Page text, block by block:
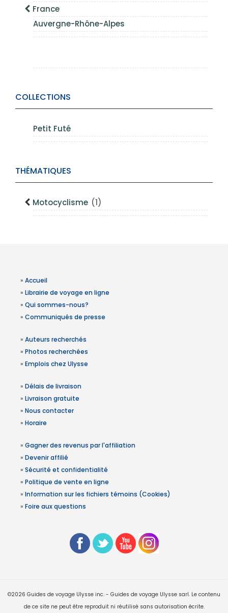
France
Auvergne-Rhône-Alpes
COLLECTIONS
Petit Futé
THÉMATIQUES
Motocyclisme (1)
» Accueil
» Librairie de voyage en ligne
» Qui sommes-nous?
» Communiqués de presse
» Auteurs recherchés
» Photos recherchées
» Emplois chez Ulysse
» Délais de livraison
» Livraison gratuite
» Nous contacter
» Horaire
» Gagner des revenus par l'affiliation
» Devenir affilié
» Sécurité et confidentialité
» Politique de vente en ligne
» Information sur les fichiers témoins (Cookies)
» Foire aux questions
©2026 Guides de voyage Ulysse inc. - Guides de voyage Ulysse sarl. Le contenu
de ce site ne peut être reproduit ni réutilisé sans autorisation écrite.